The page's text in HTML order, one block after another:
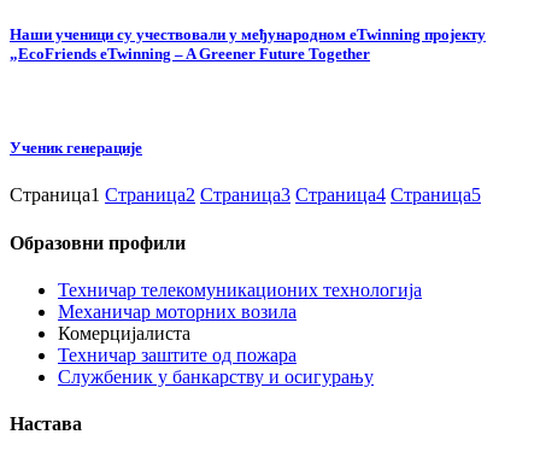
Наши ученици су учествовали у међународном eTwinning пројекту
„EcoFriends eTwinning – A Greener Future Together
Ученик генерације
Страница1 Страница2 Страница3 Страница4 Страница5
Образовни профили
Техничар телекомуникационих технологија
Механичар моторних возила
Комерцијалиста
Техничар заштите од пожара
Службеник у банкарству и осигурању
Настава